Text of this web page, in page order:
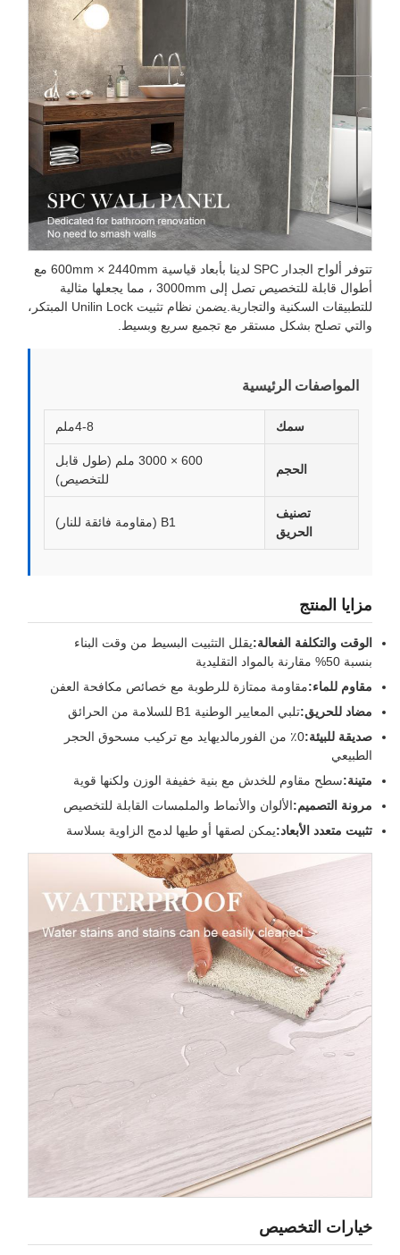
تتوفر ألواح الجدار SPC لدينا بأبعاد قياسية 600mm × 2440mm مع
أطوال قابلة للتخصيص تصل إلى 3000mm ، مما يجعلها مثالية
للتطبيقات السكنية والتجارية.يضمن نظام تثبيت Unilin Lock المبتكر،
والتي تصلح بشكل مستقر مع تجميع سريع وبسيط.
المواصفات الرئيسية
600 × 3000 ملم (طول قابل
للتخصيص)
تصنيف
الحريق
مزايا المنتج
الوقت والتكلفة الفعالة:يقلل التثبيت البسيط من وقت البناء
بنسبة 50% مقارنة بالمواد التقليدية
مقاوم للماء:مقاومة ممتازة للرطوبة مع خصائص مكافحة العفن
مضاد للحريق:تلبي المعايير الوطنية B1 للسلامة من الحرائق
صديقة للبيئة: 0٪ من الفورمالديهايد مع تركيب مسحوق الحجر
الطبيعي
متينة: سطح مقاوم للخدش مع بنية خفيفة الوزن ولكنها قوية
مرونة التصميم:الألوان والأنماط والملمسات القابلة للتخصيص
تثبيت متعدد الأبعاد:يمكن لصقها أو طيها لدمج الزاوية بسلاسة
خيارات التخصيص